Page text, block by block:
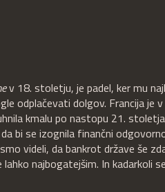
v 18. stoletju, je padel, ker mu
odplačevati dolgov. Francija
kmalu po nastopu 21.
bi se izognila finančni
videli, da bankrot države še
najbogatejšim. In kadarkoli